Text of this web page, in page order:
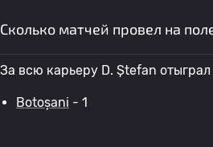
Сколько матчей провел на
За всю карьеру D. Ștefan
Botoșani - 1